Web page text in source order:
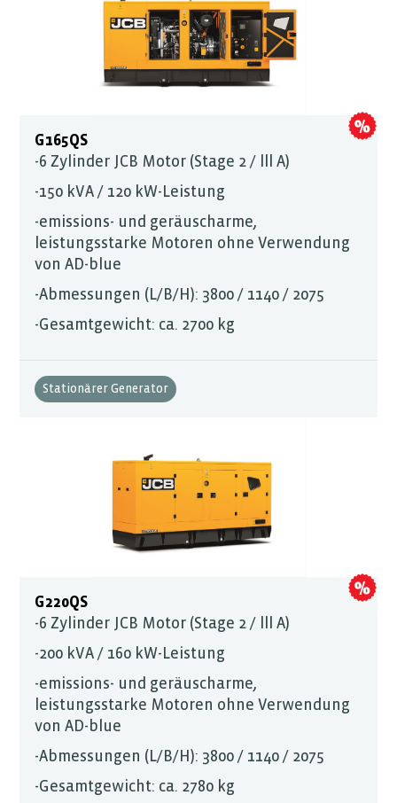
G165QS
-6 Zylinder JCB Motor (Stage 2 / lll A)
-150 kVA / 120 kW-Leistung
-emissions- und geräuscharme,
leistungsstarke Motoren ohne Verwendung
von AD-blue
-Abmessungen (L/B/H): 3800 / 1140 / 2075
-Gesamtgewicht: ca. 2700 kg
Stationärer Generator
G220QS
-6 Zylinder JCB Motor (Stage 2 / lll A)
-200 kVA / 160 kW-Leistung
-emissions- und geräuscharme,
leistungsstarke Motoren ohne Verwendung
von AD-blue
-Abmessungen (L/B/H): 3800 / 1140 / 2075
-Gesamtgewicht: ca. 2780 kg